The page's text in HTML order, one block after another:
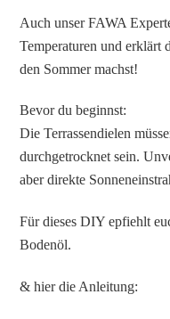
Auch unser FAWA
Temperaturen und erklärt
den Sommer machst!
Bevor du beginnst:
Die Terrassendielen
durchgetrocknet sein.
aber direkte
Für dieses DIY epfiehlt
Bodenöl.
& hier die Anleitung: